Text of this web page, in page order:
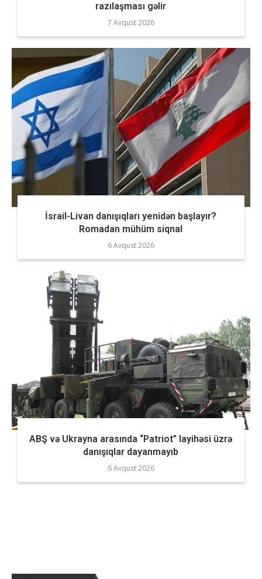
razılaşması gəlir
7 Avqust 2026
İsrail-Livan danışıqları yenidən başlayır?
Romadan mühüm siqnal
6 Avqust 2026
ABŞ və Ukrayna arasında “Patriot” layihəsi üzrə
danışıqlar dayanmayıb
6 Avqust 2026